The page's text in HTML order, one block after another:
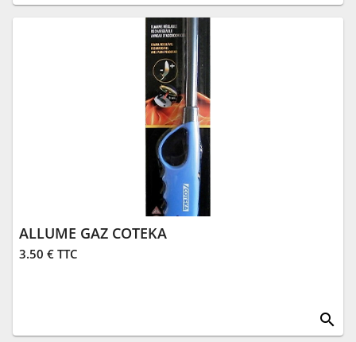
ALLUME GAZ COTEKA
3.50 € TTC
search